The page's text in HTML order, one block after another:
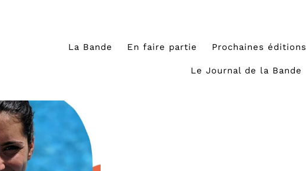
La Bande En faire partie Prochaines éditions
Le Journal de la Bande